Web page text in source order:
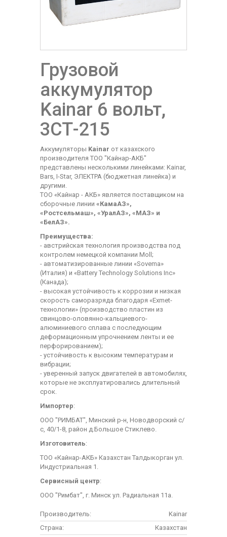
Грузовой
аккумулятор
Kainar 6 вольт,
3СТ-215
Аккумуляторы Kainar от казахского
производителя ТОО "Кайнар-АКБ"
представлены несколькими линейками: Kainar,
Bars, I-Star, ЭЛЕКТРА (бюджетная линейка) и
другими.
ТОО «Кайнар - АКБ» является поставщиком на
сборочные линии «КамаАЗ»,
«Ростсельмаш», «УралАЗ», «МАЗ» и
«БелАЗ».
Преимущества:
- австрийская технология производства под
контролем немецкой компании Moll;
- автоматизированные линии «Sovema»
(Италия) и «Battery Technology Solutions Inc»
(Канада);
- высокая устойчивость к коррозии и низкая
скорость саморазряда благодаря «Exmet-
технологии» (производство пластин из
свинцово-оловянно-кальциевого-
алюминиевого сплава с последующим
деформационным упрочнением ленты и ее
перфорированием);
- устойчивость к высоким температурам и
вибрации;
- уверенный запуск двигателей в автомобилях,
которые не эксплуатировались длительный
срок.
Импортер:
ООО "РИМБАТ", Минский р-н, Новодворский с/
с, 40/1-8, район д.Большое Стиклево.
Изготовитель:
ТОО «Кайнар-АКБ» Казахстан Талдыкорган ул.
Индустриальная 1.
Сервисный центр:
ООО "Римбат", г. Минск ул. Радиальная 11а.
Производитель:
Kainar
Страна:
Казахстан